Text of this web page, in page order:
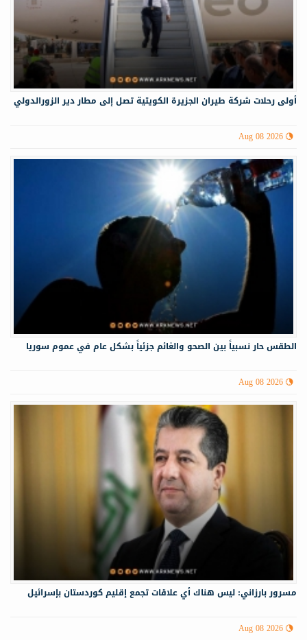
أولى رحلات شركة طيران الجزيرة الكويتية تصل إلى مطار دير الزورالدولي
Aug 08 2026
الطقس حار نسبياً بين الصحو والغائم جزئياً بشكل عام في عموم سوريا
Aug 08 2026
مسرور بارزاني: ليس هناك أي علاقات تجمع إقليم كوردستان بإسرائيل
Aug 08 2026